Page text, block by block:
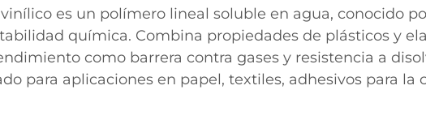
es un polímero lineal soluble en agua, conocido
química. Combina propiedades de plásticos y
como barrera contra gases y resistencia a
para aplicaciones en papel, textiles, adhesivos para